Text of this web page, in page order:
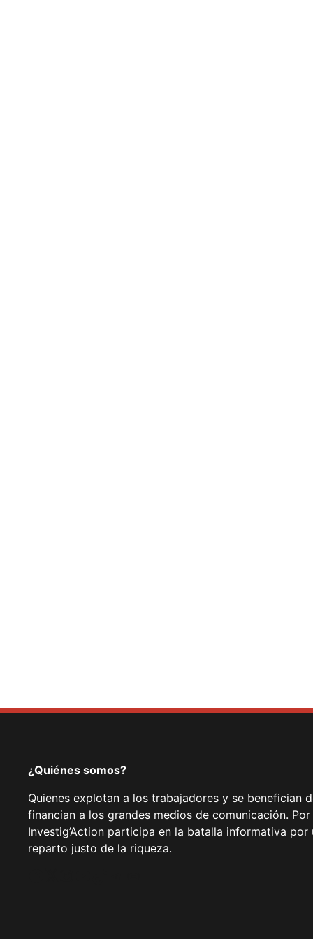
¿Quiénes somos?
Quienes explotan a los trabajadores y se benefician
financian a los grandes medios de comunicación.
Investig’Action participa en la batalla informativa por
reparto justo de la riqueza.